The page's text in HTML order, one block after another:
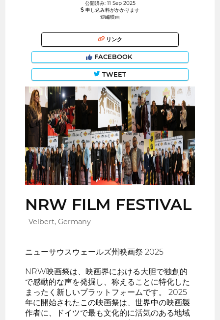
公開済み: 11 Sep 2025
申し込み料がかかります
短編映画
リンク
FACEBOOK
TWEET
NRW FILM FESTIVAL
Velbert, Germany
ニューサウスウェールズ州映画祭 2025
NRW映画祭は、映画界における大胆で独創的
で感動的な声を発掘し、称えることに特化した
まったく新しいプラットフォームです。 2025
年に開始されたこの映画祭は、世界中の映画製
作者に、ドイツで最も文化的に活気のある地域